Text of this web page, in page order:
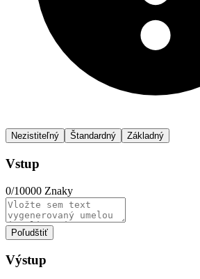
Nezistiteľný Štandardný Základný
Vstup
0/10000 Znaky
Poľudštiť
Výstup